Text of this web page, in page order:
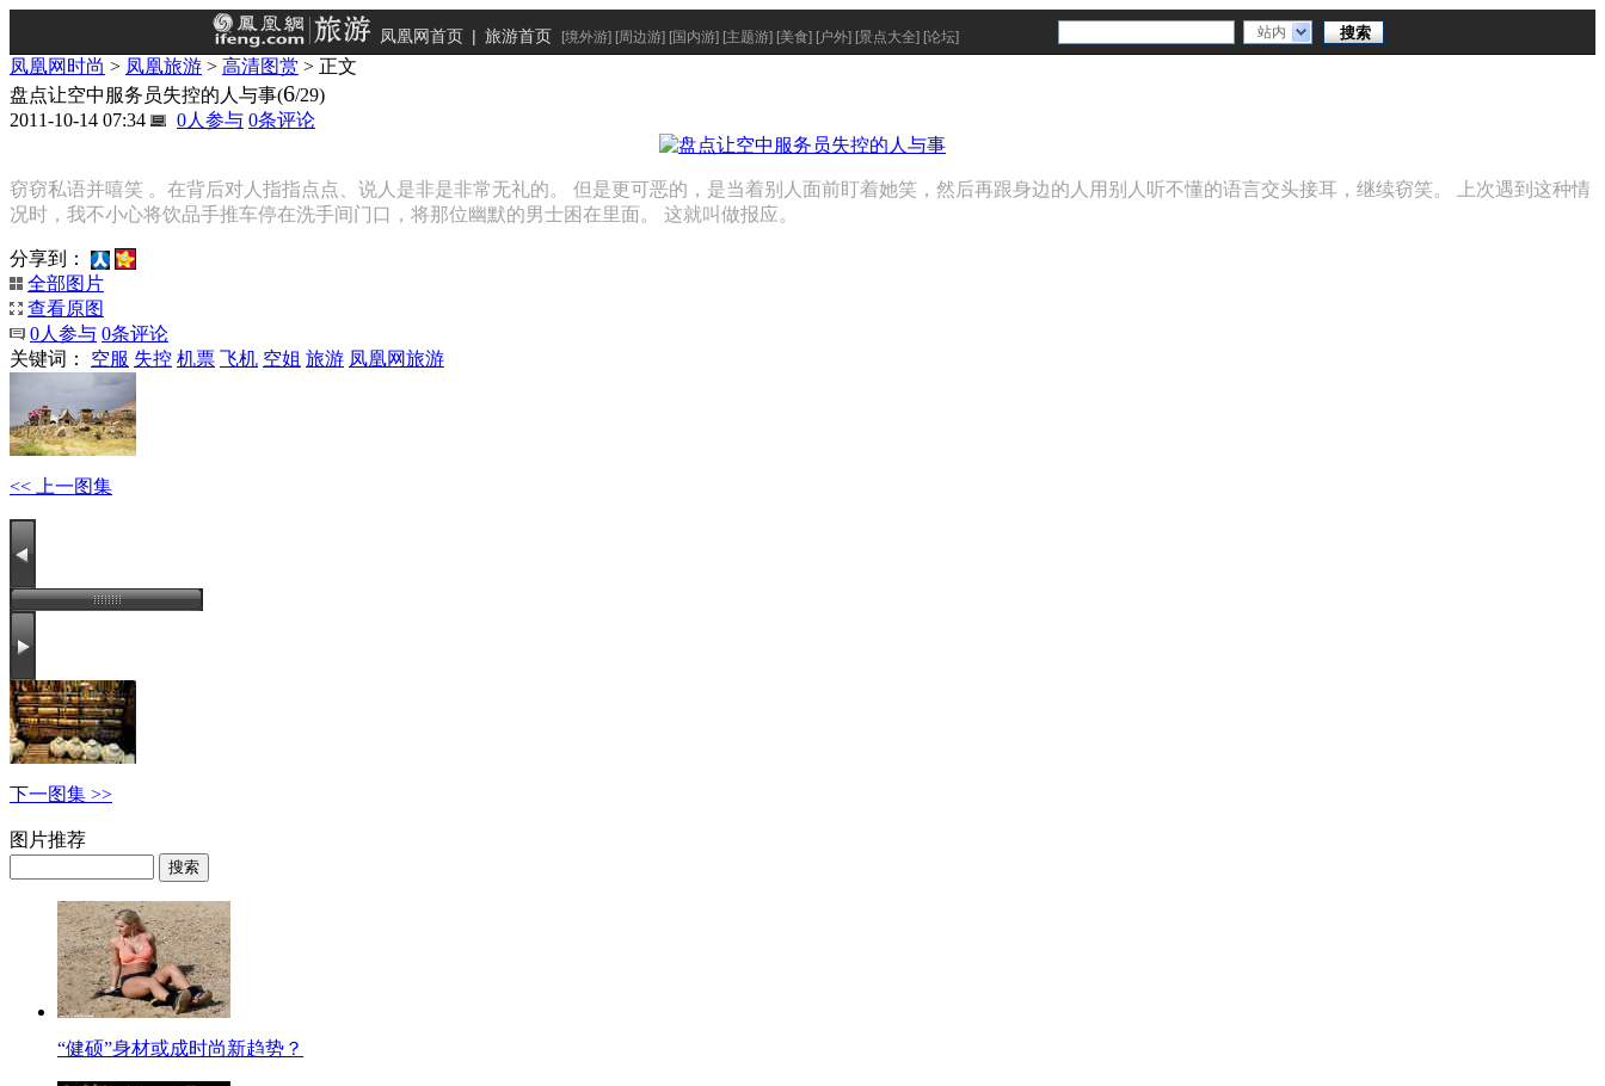
凤凰网首页 | 旅游首页 [境外游] [周边游] [国内游] [主题游] [美食] [户外] [景点大全] [论坛] 站内
凤凰网时尚 > 凤凰旅游 > 高清图赏 > 正文
盘点让空中服务员失控的人与事(6/29)
2011-10-14 07:34
0人参与 0条评论
窃窃私语并嘻笑 。在背后对人指指点点、说人是非是非常无礼的。 但是更可恶的，是当着别人面前盯着她笑，然后再跟身边的人用别人听不懂的语言交头接耳，继续窃笑。 上次遇到这种情
况时，我不小心将饮品手推车停在洗手间门口，将那位幽默的男士困在里面。 这就叫做报应。
分享到：
全部图片
查看原图
0人参与 0条评论
关键词： 空服 失控 机票 飞机 空姐 旅游 凤凰网旅游
<< 上一图集
下一图集 >>
图片推荐
“健硕”身材或成时尚新趋势？